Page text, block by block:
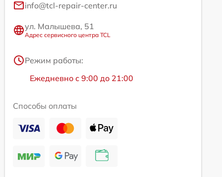
info@tcl-repair-center.ru
ул. Малышева, 51
Адрес сервисного центра TCL
Режим работы:
Ежедневно с 9:00 до 21:00
Способы оплаты